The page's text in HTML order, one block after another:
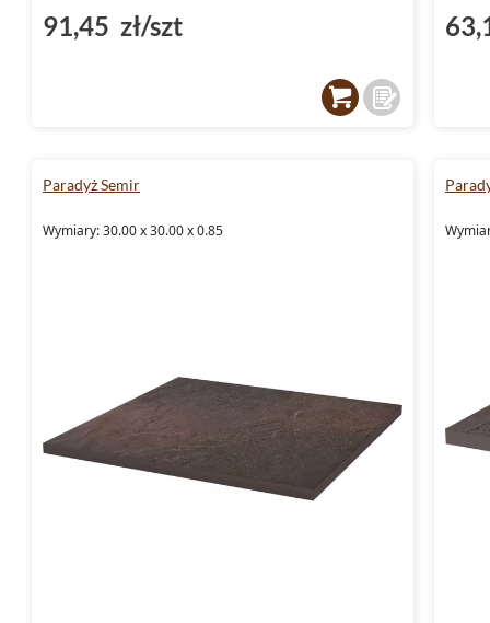
91,45 zł/szt
Paradyż Semir
Wymiary: 30.00 x 30.00 x 0.85